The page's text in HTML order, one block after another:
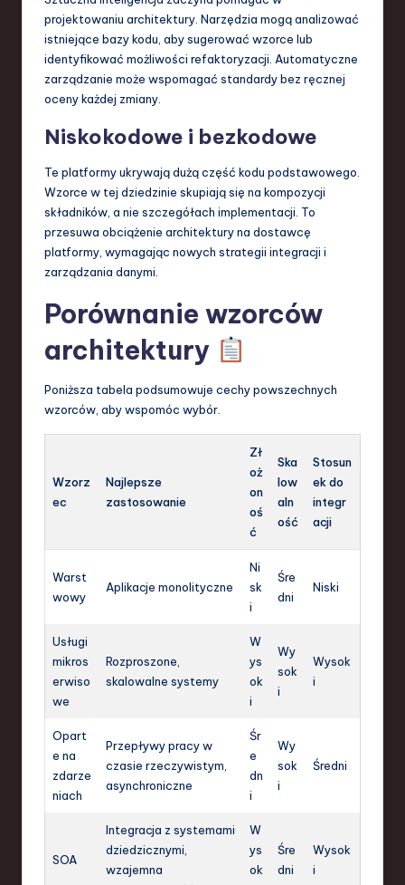
projektowaniu architektury. Narzędzia mogą analizować
istniejące bazy kodu, aby sugerować wzorce lub
identyfikować możliwości refaktoryzacji. Automatyczne
zarządzanie może wspomagać standardy bez ręcznej
oceny każdej zmiany.
Niskokodowe i bezkodowe
Te platformy ukrywają dużą część kodu podstawowego.
Wzorce w tej dziedzinie skupiają się na kompozycji
składników, a nie szczegółach implementacji. To
przesuwa obciążenie architektury na dostawcę
platformy, wymagając nowych strategii integracji i
zarządzania danymi.
Porównanie wzorców
architektury
Poniższa tabela podsumowuje cechy powszechnych
wzorców, aby wspomóc wybór.
Wzorz
ec
Najlepsze
zastosowanie
Zł
oż
on
oś
ć
Ska
low
aln
ość
Stosun
ek do
integr
acji
Warst
wowy
Aplikacje monolityczne
Ni
sk
i
Śre
dni
Niski
Usługi
mikros
erwiso
we
Rozproszone,
skalowalne systemy
W
ys
ok
i
Wy
sok
i
Wysok
i
Opart
e na
zdarze
niach
Przepływy pracy w
czasie rzeczywistym,
asynchroniczne
Śr
e
dn
i
Wy
sok
i
Średni
SOA
Integracja z systemami
dziedzicznymi,
wzajemna
W
ys
ok
Śre
dni
Wysok
i